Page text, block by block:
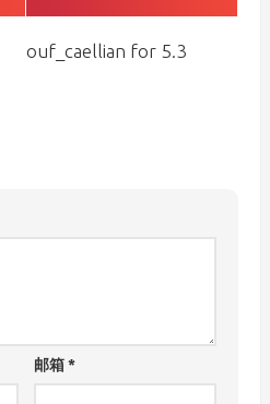
ouf_caellian for 5.3
邮箱*